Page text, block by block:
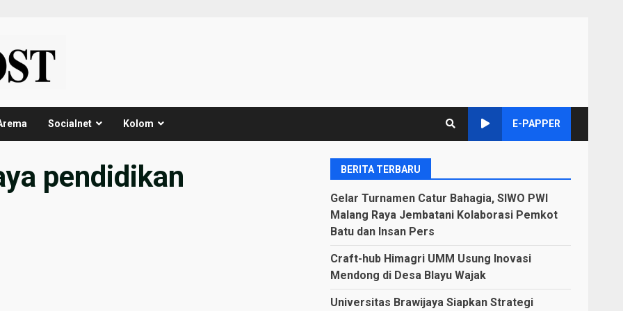
Socialnet Kolom E-PAPPER
pendidikan BERITA TERBARU
Gelar Turnamen Catur Bahagia, SIWO PWI
Malang Raya Jembatani Kolaborasi Pemkot
Batu dan Insan Pers
Craft-hub Himagri UMM Usung Inovasi
Mendong di Desa Blayu Wajak
Universitas Brawijaya Siapkan Strategi